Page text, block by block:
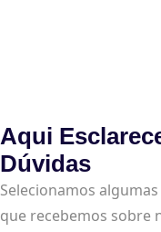
Aqui
Dúvidas
Selecionamos
que recebemos sobre